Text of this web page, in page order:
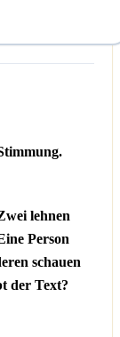
lehnen
Person
schauen
der Text?